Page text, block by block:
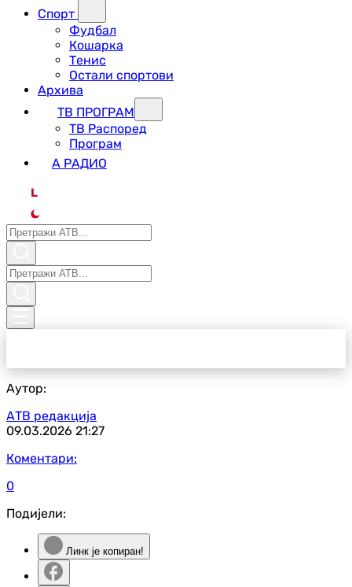
Спорт
Фудбал
Кошарка
Тенис
Остали спортови
Архива
ТВ ПРОГРАМ
ТВ Распоред
Програм
А РАДИО
L
Аутор:
АТВ редакција
09.03.2026 21:27
Коментари:
0
Подијели:
Линк је копиран!